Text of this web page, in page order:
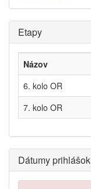
Etapy
Názov
6. kolo OR
7. kolo OR
Dátumy prihlášok